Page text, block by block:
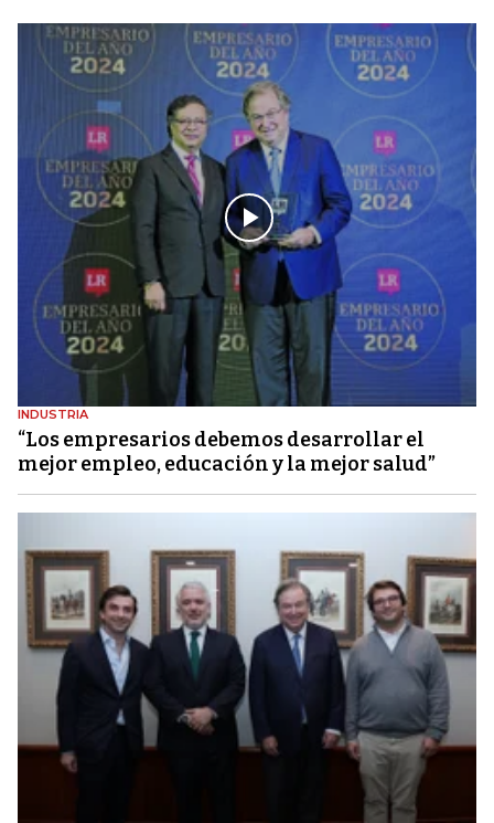
INDUSTRIA
“Los empresarios debemos desarrollar el
mejor empleo, educación y la mejor salud”